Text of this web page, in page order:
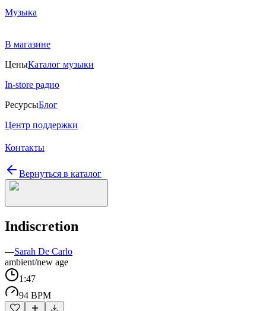
Музыка
В магазине
ЦеныКаталог музыки
In-store радио
РесурсыБлог
Центр поддержки
Контакты
Вернуться в каталог
Indiscretion
—Sarah De Carlo
ambient/new age
1:47
94 BPM